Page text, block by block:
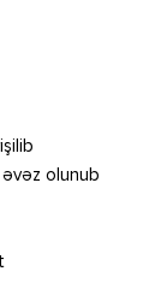
olunub